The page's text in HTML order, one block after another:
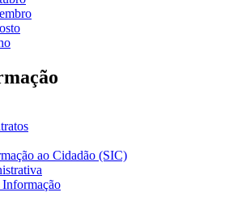
ao Cidadão (SIC)